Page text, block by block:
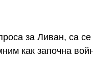
за Ливан, са
как започна